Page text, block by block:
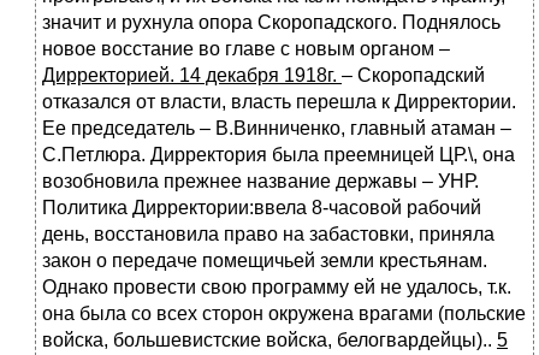
значит и рухнула опора Скоропадского. Поднялось
новое восстание во главе с новым органом –
Дирректорией. 14 декабря 1918г. – Скоропадский
отказался от власти, власть перешла к Дирректории.
Ее председатель – В.Винниченко, главный атаман –
С.Петлюра. Дирректория была преемницей ЦР.\, она
возобновила прежнее название державы – УНР.
Политика Дирректории:ввела 8-часовой рабочий
день, восстановила право на забастовки, приняла
закон о передаче помещичьей земли крестьянам.
Однако провести свою программу ей не удалось, т.к.
она была со всех сторон окружена врагами (польские
войска, большевистские войска, белогвардейцы).. 5